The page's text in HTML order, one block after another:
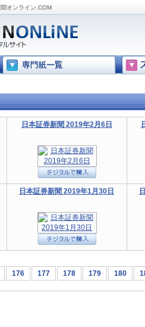
オンライン.COM
日本証券新聞 2019年2月6日
日本証券新聞 2019年1月30日
176 177 178 179 180